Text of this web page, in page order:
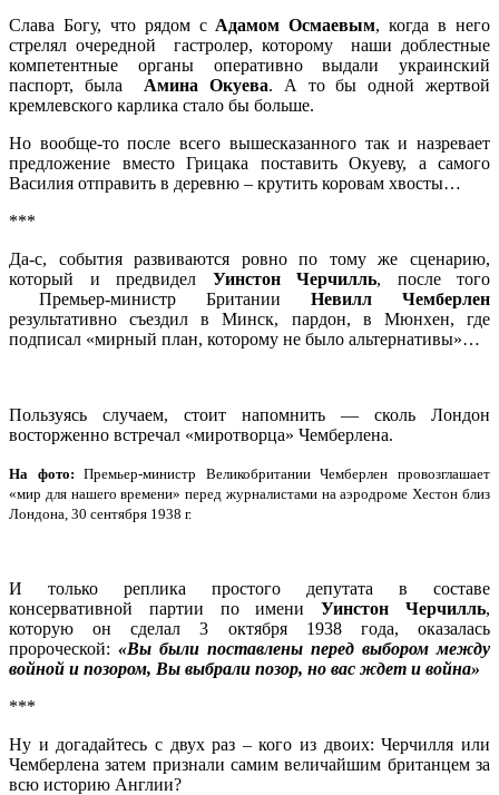
Слава Богу, что рядом с Адамом Осмаевым, когда в него
стрелял очередной гастролер, которому наши доблестные
компетентные органы оперативно выдали украинский
паспорт, была Амина Окуева. А то бы одной жертвой
кремлевского карлика стало бы больше.
Но вообще-то после всего вышесказанного так и назревает
предложение вместо Грицака поставить Окуеву, а самого
Василия отправить в деревню – крутить коровам хвосты…
***
Да-с, события развиваются ровно по тому же сценарию,
который и предвидел Уинстон Черчилль, после того
Премьер-министр Британии Невилл Чемберлен
результативно съездил в Минск, пардон, в Мюнхен, где
подписал «мирный план, которому не было альтернативы»…
Пользуясь случаем, стоит напомнить — сколь Лондон
восторженно встречал «миротворца» Чемберлена.
На фото: Премьер-министр Великобритании Чемберлен провозглашает
«мир для нашего времени» перед журналистами на аэродроме Хестон близ
Лондона, 30 сентября 1938 г.
И только реплика простого депутата в составе
консервативной партии по имениУинстон Черчилль,
которую он сделал 3 октября 1938 года, оказалась
пророческой: «Вы были поставлены перед выбором между
войной и позором, Вы выбрали позор, но вас ждет и война»
***
Ну и догадайтесь с двух раз – кого из двоих: Черчилля или
Чемберлена затем признали самим величайшим британцем за
всю историю Англии?